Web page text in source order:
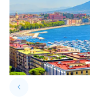
keyboard_arrow_leftPrevious slide